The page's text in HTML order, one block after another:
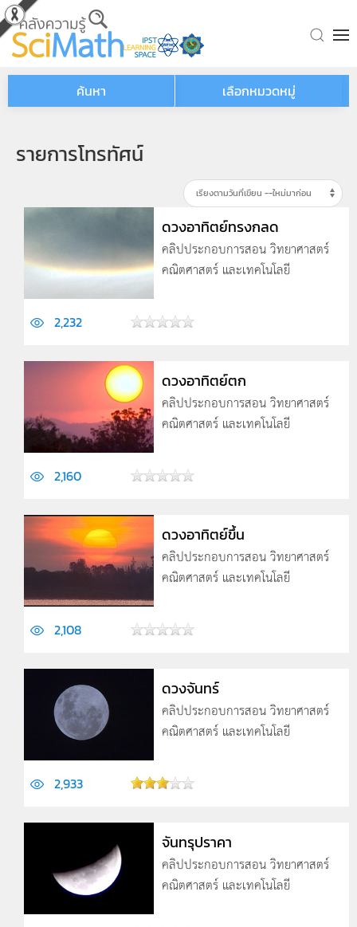
Skip to main content
ค้นหา เลือกหมวดหมู่
รายการโทรทัศน์
ดวงอาทิตย์ทรงกลด
คลิปประกอบการสอน วิทยาศาสตร์
คณิตศาสตร์ และเทคโนโลยี
2,232
ดวงอาทิตย์ตก
คลิปประกอบการสอน วิทยาศาสตร์
คณิตศาสตร์ และเทคโนโลยี
2,160
ดวงอาทิตย์ขึ้น
คลิปประกอบการสอน วิทยาศาสตร์
คณิตศาสตร์ และเทคโนโลยี
2,108
ดวงจันทร์
คลิปประกอบการสอน วิทยาศาสตร์
คณิตศาสตร์ และเทคโนโลยี
2,933
จันทรุปราคา
คลิปประกอบการสอน วิทยาศาสตร์
คณิตศาสตร์ และเทคโนโลยี